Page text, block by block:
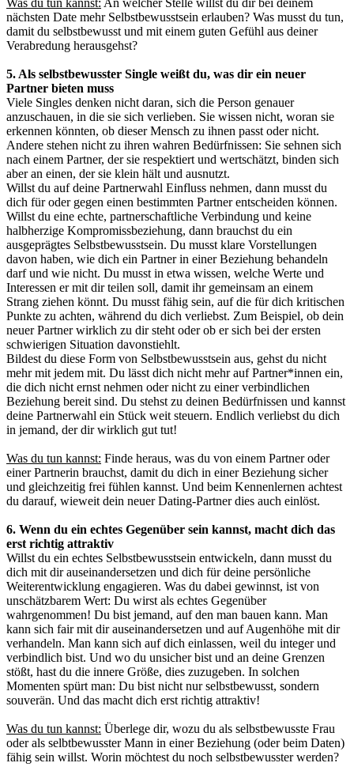
Was du tun kannst: An welcher Stelle willst du dir bei deinem
nächsten Date mehr Selbstbewusstsein erlauben? Was musst du tun,
damit du selbstbewusst und mit einem guten Gefühl aus deiner
Verabredung herausgehst?
5. Als selbstbewusster Single weißt du, was dir ein neuer
Partner bieten muss
Viele Singles denken nicht daran, sich die Person genauer
anzuschauen, in die sie sich verlieben. Sie wissen nicht, woran sie
erkennen könnten, ob dieser Mensch zu ihnen passt oder nicht.
Andere stehen nicht zu ihren wahren Bedürfnissen: Sie sehnen sich
nach einem Partner, der sie respektiert und wertschätzt, binden sich
aber an einen, der sie klein hält und ausnutzt.
Willst du auf deine Partnerwahl Einfluss nehmen, dann musst du
dich für oder gegen einen bestimmten Partner entscheiden können.
Willst du eine echte, partnerschaftliche Verbindung und keine
halbherzige Kompromissbeziehung, dann brauchst du ein
ausgeprägtes Selbstbewusstsein. Du musst klare Vorstellungen
davon haben, wie dich ein Partner in einer Beziehung behandeln
darf und wie nicht. Du musst in etwa wissen, welche Werte und
Interessen er mit dir teilen soll, damit ihr gemeinsam an einem
Strang ziehen könnt. Du musst fähig sein, auf die für dich kritischen
Punkte zu achten, während du dich verliebst. Zum Beispiel, ob dein
neuer Partner wirklich zu dir steht oder ob er sich bei der ersten
schwierigen Situation davonstiehlt.
Bildest du diese Form von Selbstbewusstsein aus, gehst du nicht
mehr mit jedem mit. Du lässt dich nicht mehr auf Partner*innen ein,
die dich nicht ernst nehmen oder nicht zu einer verbindlichen
Beziehung bereit sind. Du stehst zu deinen Bedürfnissen und kannst
deine Partnerwahl ein Stück weit steuern. Endlich verliebst du dich
in jemand, der dir wirklich gut tut!
Was du tun kannst: Finde heraus, was du von einem Partner oder
einer Partnerin brauchst, damit du dich in einer Beziehung sicher
und gleichzeitig frei fühlen kannst. Und beim Kennenlernen achtest
du darauf, wieweit dein neuer Dating-Partner dies auch einlöst.
6. Wenn du ein echtes Gegenüber sein kannst, macht dich das
erst richtig attraktiv
Willst du ein echtes Selbstbewusstsein entwickeln, dann musst du
dich mit dir auseinandersetzen und dich für deine persönliche
Weiterentwicklung engagieren. Was du dabei gewinnst, ist von
unschätzbarem Wert: Du wirst als echtes Gegenüber
wahrgenommen! Du bist jemand, auf den man bauen kann. Man
kann sich fair mit dir auseinandersetzen und auf Augenhöhe mit dir
verhandeln. Man kann sich auf dich einlassen, weil du integer und
verbindlich bist. Und wo du unsicher bist und an deine Grenzen
stößt, hast du die innere Größe, dies zuzugeben. In solchen
Momenten spürt man: Du bist nicht nur selbstbewusst, sondern
souverän. Und das macht dich erst richtig attraktiv!
Was du tun kannst: Überlege dir, wozu du als selbstbewusste Frau
oder als selbtbewusster Mann in einer Beziehung (oder beim Daten)
fähig sein willst. Worin möchtest du noch selbstbewusster werden?